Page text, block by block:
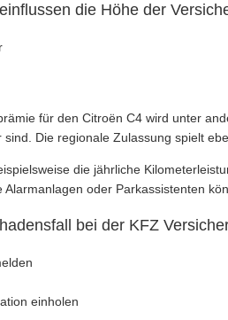
die Höhe der
für den Citroën C4 wird unter
Die regionale Zulassung spielt
die jährliche
Alarmanlagen oder Parkassistenten
bei der KFZ
einholen